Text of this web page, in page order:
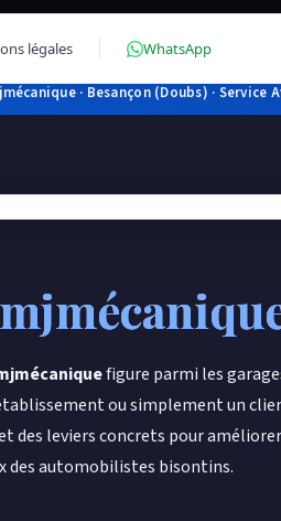
légales WhatsApp
· Besançon (Doubs) · Service
figure parmi les
ou simplement un
des leviers concrets pour
des automobilistes bisontins.